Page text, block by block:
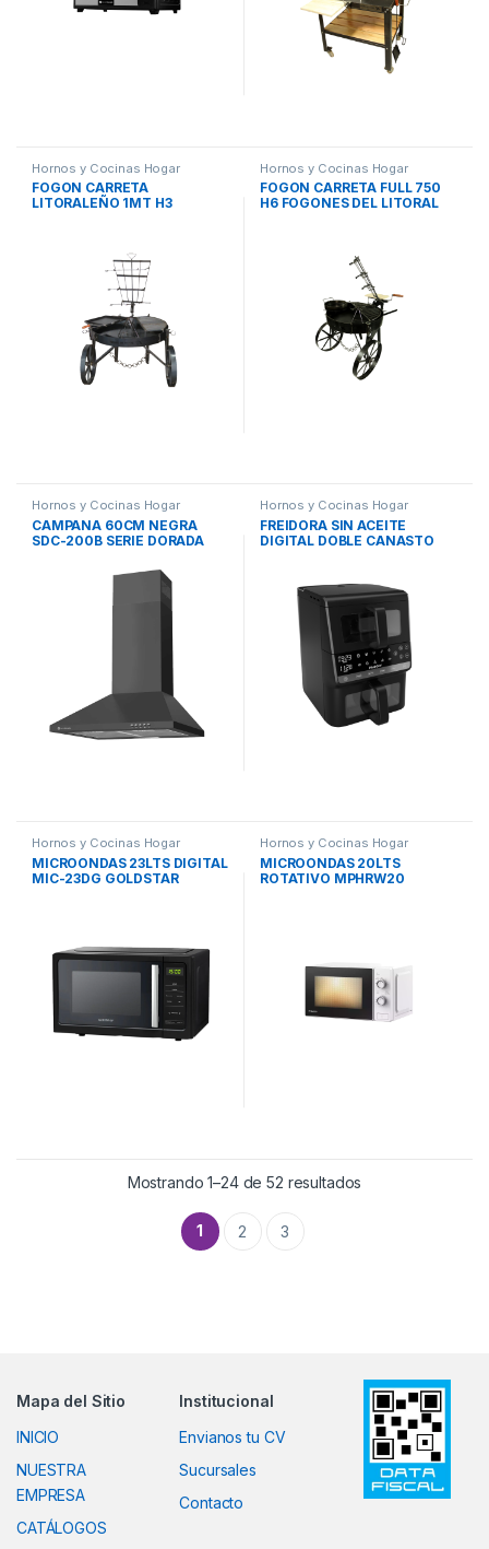
Hornos y Cocinas Hogar
FOGON CARRETA
LITORALEÑO 1MT H3
Hornos y Cocinas Hogar
FOGON CARRETA FULL 750
H6 FOGONES DEL LITORAL
Hornos y Cocinas Hogar
CAMPANA 60CM NEGRA
SDC-200B SERIE DORADA
Hornos y Cocinas Hogar
FREIDORA SIN ACEITE
DIGITAL DOBLE CANASTO
Hornos y Cocinas Hogar
MICROONDAS 23LTS DIGITAL
MIC-23DG GOLDSTAR
Hornos y Cocinas Hogar
MICROONDAS 20LTS
ROTATIVO MPHRW20
Mostrando 1–24 de 52 resultados
1 2 3
Mapa del Sitio
INICIO
NUESTRA
EMPRESA
CATÁLOGOS
Institucional
Envianos tu CV
Sucursales
Contacto